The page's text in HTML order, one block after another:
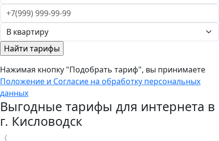
Нажимая кнопку "Подобрать тариф", вы принимаете
Положение и Согласие на обработку персональных
данных
Выгодные тарифы для интернета в
г. Кисловодск
〈